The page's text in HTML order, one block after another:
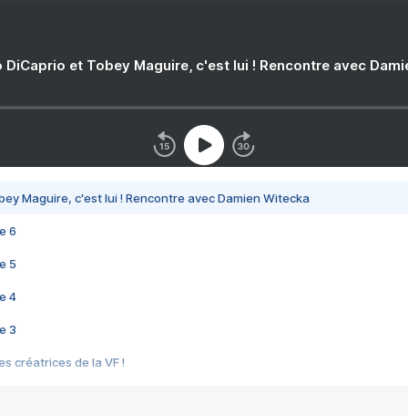
DiCaprio et Tobey Maguire, c'est lui ! Rencontre avec
Maguire, c'est lui ! Rencontre avec Damien Witecka
6
5
4
3
créatrices de la VF !